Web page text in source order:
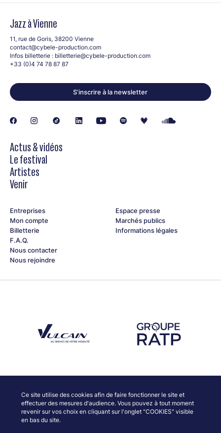
Ce site utilise des cookies afin de faire fonctionner le site et
effectuer des mesures d'audience. Vous pouvez à tout moment
revenir sur vos choix en cliquant sur l'onglet "COOKIES" visible
en bas du site.
Jazz à Vienne
11, rue de Goris, 38200 Vienne
contact@cybele-production.com
Infos billetterie : billetterie@cybele-production.com
+33 (0)4 74 78 87 87
S’inscrire à la newsletter
Actus & vidéos
Le festival
Artistes
Venir
Entreprises
Mon compte
Billetterie
F.A.Q.
Nous contacter
Nous rejoindre
Espace presse
Marchés publics
Informations légales